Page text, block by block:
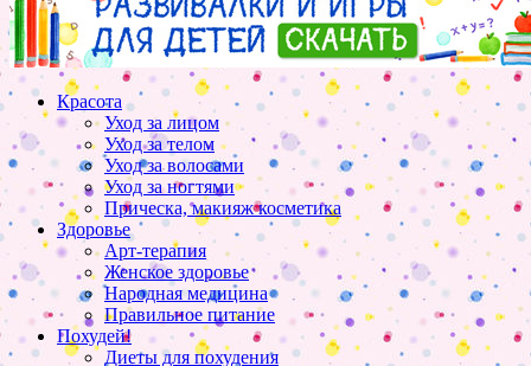
Красота
Уход за лицом
Уход за телом
Уход за волосами
Уход за ногтями
Прическа, макияж косметика
Здоровье
Арт-терапия
Женское здоровье
Народная медицина
Правильное питание
Похудей!
Диеты для похудения